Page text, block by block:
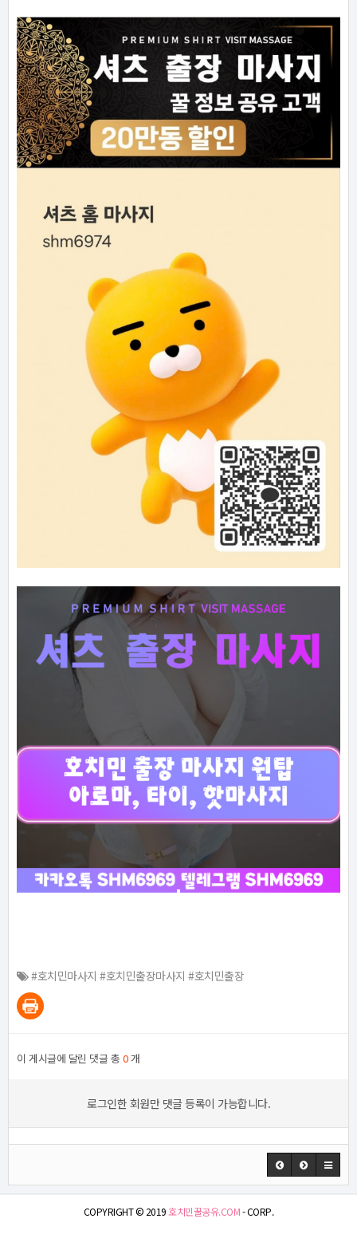
#호치민마사지 #호치민출장마사지 #호치민출장
이 게시글에 달린 댓글 총 0개
로그인한 회원만 댓글 등록이 가능합니다.
COPYRIGHT © 2019호치민꿀공유.COM- CORP.